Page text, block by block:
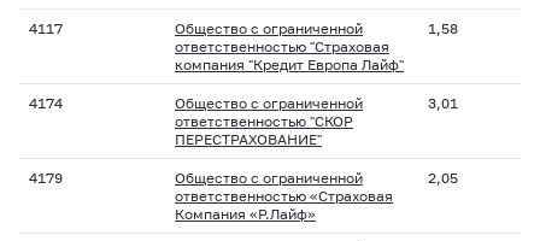
4117
Общество с ограниченной
ответственностью "Страховая
компания "Кредит Европа Лайф"
1,58
4174
Общество с ограниченной
ответственностью "СКОР
ПЕРЕСТРАХОВАНИЕ"
3,01
4179
Общество с ограниченной
ответственностью «Страховая
Компания «Р.Лайф»
2,05